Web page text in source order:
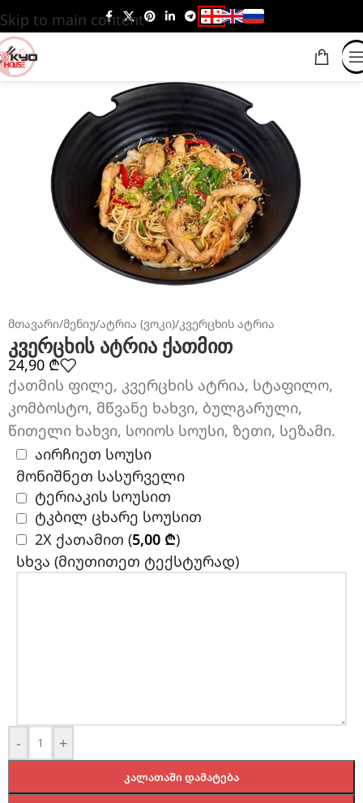
Skip to main content
მთავარი/მენიუ/ატრია (ვოკი)/კვერცხის ატრია
კვერცხის ატრია ქათმით
24,90 ₾
ქათმის ფილე, კვერცხის ატრია, სტაფილო,
კომბოსტო, მწვანე ხახვი, ბულგარული,
წითელი ხახვი, სოიოს სოუსი, ზეთი, სეზამი.
აირჩიეთ სოუსი
მონიშნეთ სასურველი
ტერიაკის სოუსით
ტკბილ ცხარე სოუსით
2X ქათამით (5,00 ₾)
სხვა (მიუთითეთ ტექსტურად)
- +
ᲙᲐᲚᲐᲗᲐᲨᲘ ᲓᲐᲛᲐᲢᲔᲑᲐ